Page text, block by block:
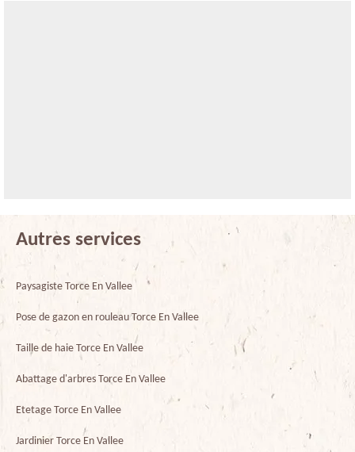
Autres services
Paysagiste Torce En Vallee
Pose de gazon en rouleau Torce En Vallee
Taille de haie Torce En Vallee
Abattage d'arbres Torce En Vallee
Etetage Torce En Vallee
Jardinier Torce En Vallee